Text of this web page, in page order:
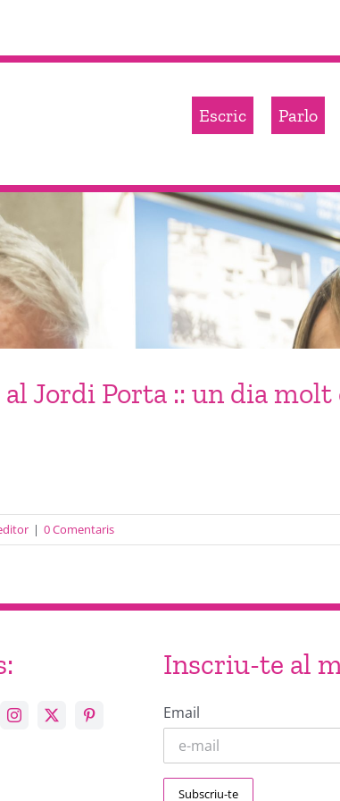
Escric Parlo
Jordi Porta :: un dia
| 0 Comentaris
Inscriu-te al
Email